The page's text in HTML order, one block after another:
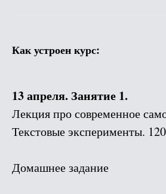
Как устроен курс:
13 апреля. Занятие 1.
Лекция про современное
Текстовые эксперименты.
Домашнее задание